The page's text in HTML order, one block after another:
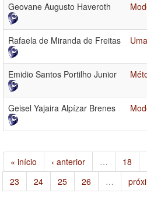
Geovane Augusto Haveroth
Rafaela de Miranda de Freitas
Emidio Santos Portilho Junior
Geisel Yajaira Alpízar Brenes
« início ‹ anterior … 18
23
24 25 26 …